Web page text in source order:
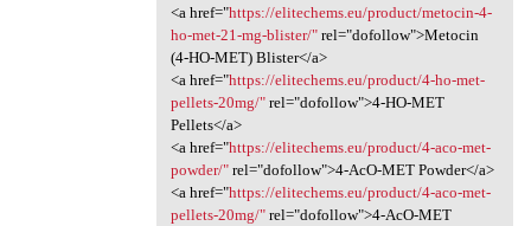
<a href="https://elitechems.eu/product/metocin-4-
ho-met-21-mg-blister/"rel="dofollow">Metocin
(4-HO-MET) Blister</a>
<a href="https://elitechems.eu/product/4-ho-met-
pellets-20mg/"rel="dofollow">4-HO-MET
Pellets</a>
<a href="https://elitechems.eu/product/4-aco-met-
powder/"rel="dofollow">4-AcO-MET Powder</a>
<a href="https://elitechems.eu/product/4-aco-met-
pellets-20mg/"rel="dofollow">4-AcO-MET